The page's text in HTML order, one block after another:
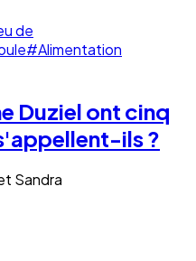
de
#Alimentation
Duziel ont cinq
ils ?
Sandra